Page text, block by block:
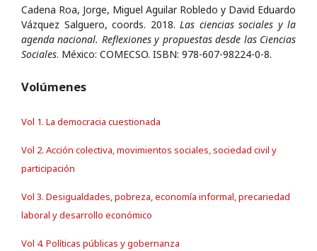
Cadena Roa, Jorge, Miguel Aguilar Robledo y David Eduardo
Vázquez Salguero, coords. 2018. Las ciencias sociales y la
agenda nacional. Reflexiones y propuestas desde las Ciencias
Sociales. México: COMECSO. ISBN: 978-607-98224-0-8.
Volúmenes
Vol 1. La democracia cuestionada
Vol 2. Acción colectiva, movimientos sociales, sociedad civil y
participación
Vol 3. Desigualdades, pobreza, economía informal, precariedad
laboral y desarrollo económico
Vol 4. Políticas públicas y gobernanza